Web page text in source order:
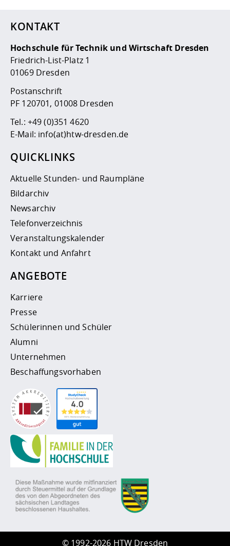
KONTAKT
Hochschule für Technik und Wirtschaft Dresden
Friedrich-List-Platz 1
01069 Dresden
Postanschrift
PF 120701, 01008 Dresden
Tel.: +49 (0)351 4620
E-Mail: info(at)htw-dresden.de
QUICKLINKS
Aktuelle Stunden- und Raumpläne
Bildarchiv
Newsarchiv
Telefonverzeichnis
Veranstaltungskalender
Kontakt und Anfahrt
ANGEBOTE
Karriere
Presse
Schülerinnen und Schüler
Alumni
Unternehmen
Beschaffungsvorhaben
© 1992-2026 HTW Dresden